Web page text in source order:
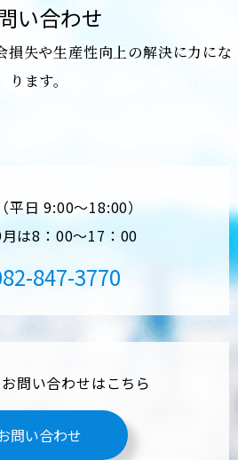
い合わせ
損失や生産性向上の解決に力にな
ります。
平日 9:00～18:00）
は8：00～17：00
847-3770
問い合わせはこちら
問い合わせ